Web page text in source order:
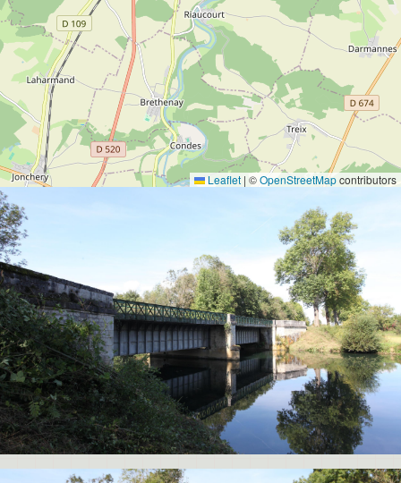
Leaflet | ©OpenStreetMapcontributors